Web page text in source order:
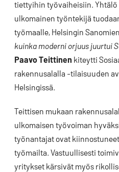
tiettyihin työvaiheisiin. Yhtälö
ulkomainen työntekijä
työmaalle, Helsingin
kuinka moderni orjuus juurtui
Paavo Teittinen kiteytti
rakennusalalla -tilaisuuden
Helsingissä.
Teittisen mukaan
ulkomaisen työvoiman
työnantajat ovat
työmailta. Vastuullisesti
yritykset kärsivät myös